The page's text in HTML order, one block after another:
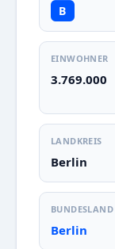
B
EINWOHNER
3.769.000
LANDKREIS
Berlin
BUNDESLAND
Berlin